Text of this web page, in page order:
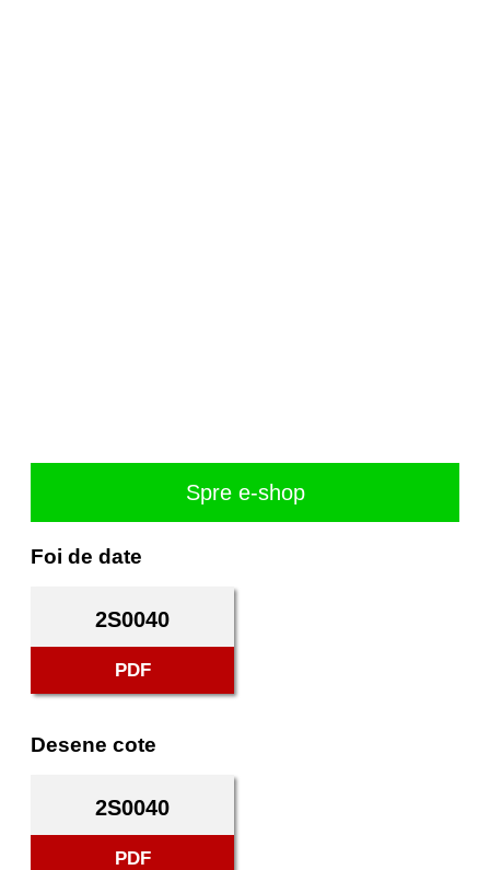
Spre e-shop
Foi de date
2S0040
PDF
Desene cote
2S0040
PDF